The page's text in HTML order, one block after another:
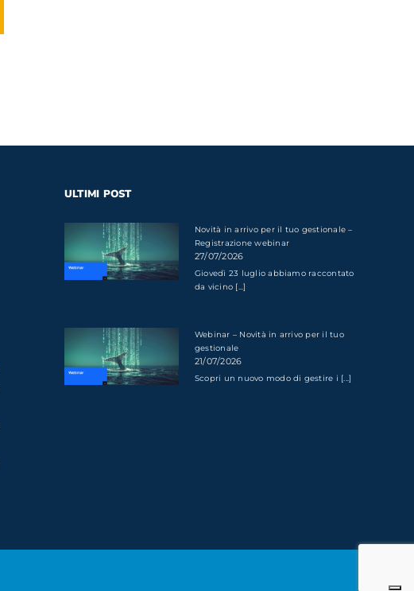
ULTIMI POST
Novità in arrivo per il tuo gestionale –
Registrazione webinar
27/07/2026
Giovedì 23 luglio abbiamo raccontato
da vicino [...]
Webinar – Novità in arrivo per il tuo
gestionale
21/07/2026
Scopri un nuovo modo di gestire i [...]